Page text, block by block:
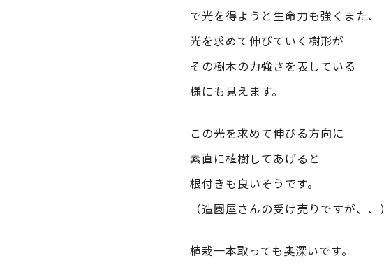
で光を得ようと生命力も強くまた、
光を求めて伸びていく樹形が
その樹木の力強さを表している
様にも見えます。
この光を求めて伸びる方向に
素直に植樹してあげると
根付きも良いそうです。
（造園屋さんの受け売りですが、、）
植栽一本取っても奥深いです。